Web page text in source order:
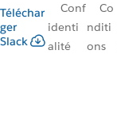
Téléchar
ger
Slack
Conf
identi
alité
Co
nditi
ons